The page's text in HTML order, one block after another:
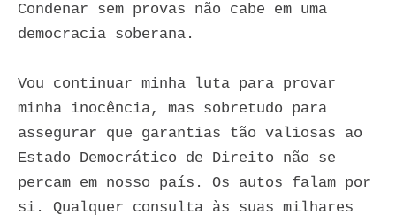
Condenar sem provas não cabe em uma
democracia soberana.
Vou continuar minha luta para provar
minha inocência, mas sobretudo para
assegurar que garantias tão valiosas ao
Estado Democrático de Direito não se
percam em nosso país. Os autos falam por
si. Qualquer consulta às suas milhares